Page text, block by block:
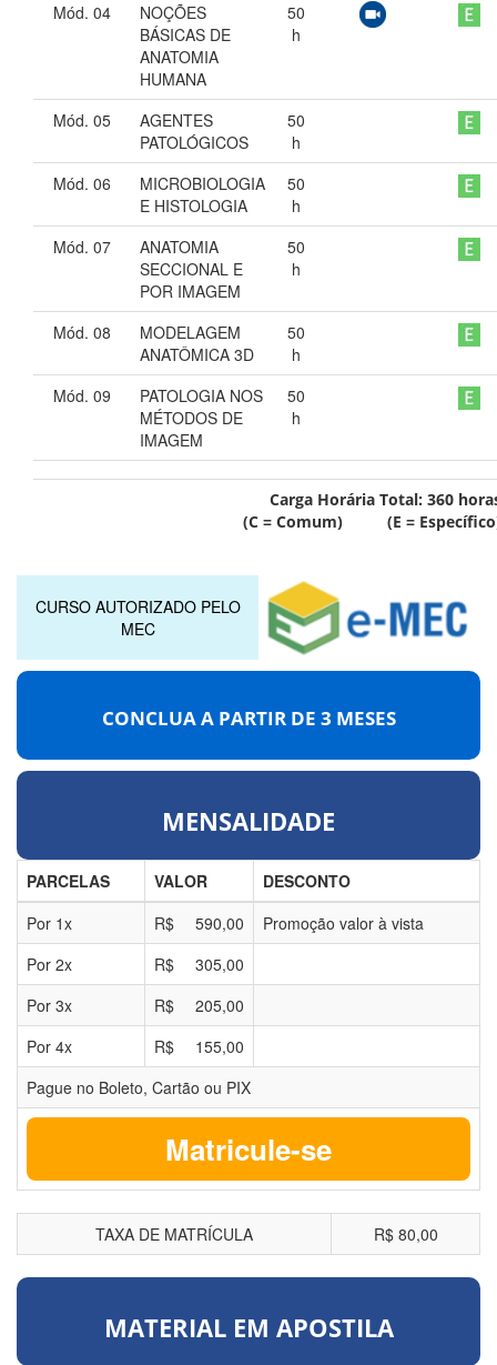
Mód. 04
NOÇÕES
BÁSICAS DE
ANATOMIA
HUMANA
50
h
Mód. 05
AGENTES
PATOLÓGICOS
50
h
Mód. 06
MICROBIOLOGIA
E HISTOLOGIA
50
h
Mód. 07
ANATOMIA
SECCIONAL E
POR IMAGEM
50
h
Mód. 08
MODELAGEM
ANATÔMICA 3D
50
h
Mód. 09
PATOLOGIA NOS
MÉTODOS DE
IMAGEM
50
h
Carga Horária Total: 360
(C = Comum) (E =
CURSO AUTORIZADO PELO
MEC
CONCLUA A PARTIR DE 3 MESES
MENSALIDADE
PARCELAS VALOR
DESCONTO
Por 1x R$ 590,00
Promoção valor à vista
Por 2x R$
305,00
Por 3x R$
205,00
Por 4x R$
155,00
Pague no Boleto, Cartão ou PIX
Matricule-se
TAXA DE MATRÍCULA R$ 80,00
MATERIAL EM APOSTILA